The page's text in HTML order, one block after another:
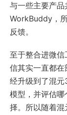
与一些主要产
WorkBuddy，
反馈。
至于整合进微
信其实一直都
经升级到了混
模型，并评估
择。所以随着